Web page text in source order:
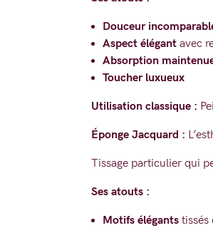
Douceur
Aspect élégant avec
Absorption
Toucher luxueux
Utilisation classique :
Éponge Jacquard :
Tissage particulier qui
Ses atouts :
Motifs élégants tissés